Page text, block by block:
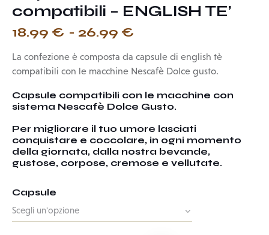
compatibili – ENGLISH TE’
18.99 € - 26.99 €
La confezione è composta da capsule di english tè
compatibili con le macchine Nescafè Dolce gusto.
Capsule compatibili con le macchine con
sistema Nescafè Dolce Gusto.
Per migliorare il tuo umore lasciati
conquistare e coccolare, in ogni momento
della giornata, dalla nostra bevande,
gustose, corpose, cremose e vellutate.
Capsule